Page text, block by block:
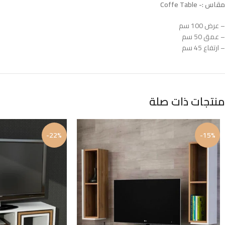
مقاس :- Coffe Table
– عرض 100 سم
– عمق 50 سم
– ارتفاع 45 سم
منتجات ذات صلة
-15%
-22%